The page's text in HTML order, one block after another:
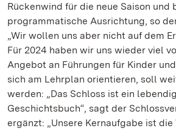
Rückenwind für die neue Saison und
programmatische Ausrichtung, so
„Wir wollen uns aber nicht auf dem
Für 2024 haben wir uns wieder viel
Angebot an Führungen für Kinder
sich am Lehrplan orientieren, soll
werden: „Das Schloss ist ein
Geschichtsbuch“, sagt der
ergänzt: „Unsere Kernaufgabe ist